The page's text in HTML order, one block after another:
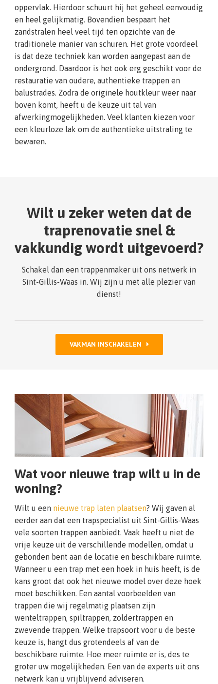
oppervlak. Hierdoor schuurt hij het geheel eenvoudig
en heel gelijkmatig. Bovendien bespaart het
zandstralen heel veel tijd ten opzichte van de
traditionele manier van schuren. Het grote voordeel
is dat deze techniek kan worden aangepast aan de
ondergrond. Daardoor is het ook erg geschikt voor de
restauratie van oudere, authentieke trappen en
balustrades. Zodra de originele houtkleur weer naar
boven komt, heeft u de keuze uit tal van
afwerkingmogelijkheden. Veel klanten kiezen voor
een kleurloze lak om de authentieke uitstraling te
bewaren.
Wilt u zeker weten dat de
traprenovatie snel &
vakkundig wordt uitgevoerd?
Schakel dan een trappenmaker uit ons netwerk in
Sint-Gillis-Waas in. Wij zijn u met alle plezier van
dienst!
VAKMAN INSCHAKELEN
Wat voor nieuwe trap wilt u in de
woning?
Wilt u een nieuwe trap laten plaatsen? Wij gaven al
eerder aan dat een trapspecialist uit Sint-Gillis-Waas
vele soorten trappen aanbiedt. Vaak heeft u niet de
vrije keuze uit de verschillende modellen, omdat u
gebonden bent aan de locatie en beschikbare ruimte.
Wanneer u een trap met een hoek in huis heeft, is de
kans groot dat ook het nieuwe model over deze hoek
moet beschikken. Een aantal voorbeelden van
trappen die wij regelmatig plaatsen zijn
wenteltrappen, spiltrappen, zoldertrappen en
zwevende trappen. Welke trapsoort voor u de beste
keuze is, hangt dus grotendeels af van de
beschikbare ruimte. Hoe meer ruimte er is, des te
groter uw mogelijkheden. Een van de experts uit ons
netwerk kan u vrijblijvend adviseren.